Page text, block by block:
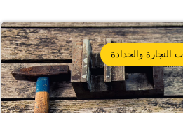
النجارة والحدادة